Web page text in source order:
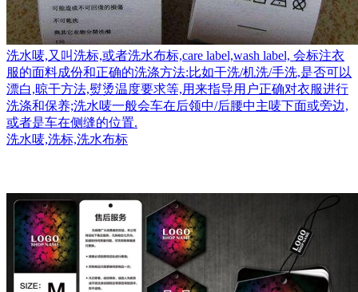
洗水唛,又叫洗标,或者洗水布标,care label,wash label, 会标注衣
服的面料成份和正确的洗涤方法:比如干洗/机洗/手洗,是否可以
漂白,晾干方法,熨烫温度要求等,用来指导用户正确对衣服进行
洗涤和保养;洗水唛一般会车在后领中/后腰中主唛下面或旁边,
或者是车在侧缝的位置.
洗水唛,洗标,洗水布标